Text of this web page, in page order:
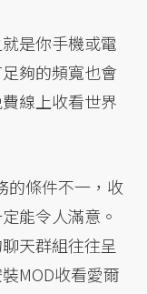
是你手機或電
夠的頻寬也會
線上收看世界
的條件不一，收
能令人滿意。
天群組往往呈
MOD收看愛爾